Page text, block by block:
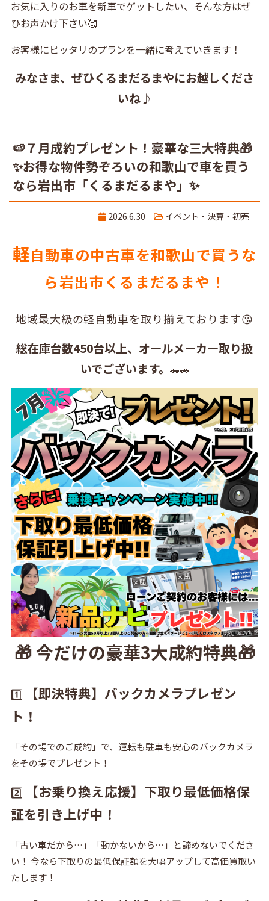
お気に入りのお車を新車でゲットしたい、そんな方はぜ
ひお声かけ下さい🥰
お客様にピッタリのプランを一緒に考えていきます！
みなさま、ぜひくるまだるまやにお越しくださ
いね♪
🍉７月成約プレゼント！豪華な三大特典🎁
✨お得な物件勢ぞろいの和歌山で車を買う
なら岩出市「くるまだるまや」✨
2026.6.30 イベント・決算・初売
軽自動車の中古車を和歌山で買うな
ら岩出市くるまだるまや ！
地域最大級の軽自動車を取り揃えております😘
総在庫台数450台以上、オールメーカー取り扱
いでございます。 🚗🚗
🎁 今だけの豪華3大成約特典🎁
1️⃣
【即決特典】バックカメラプレゼン
ト！
「その場でのご成約」で、運転も駐車も安心のバックカメラ
をその場でプレゼント！
2️⃣
【お乗り換え応援】下取り最低価格保
証を引き上げ中！
「古い車だから…」「動かないから…」と諦めないでくださ
い！ 今なら下取りの最低保証額を大幅アップして高価買取い
たします！